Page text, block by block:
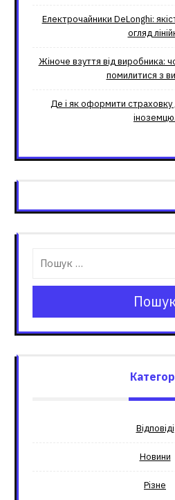
Електрочайники DeLonghi:
огляд
Жіноче взуття від виробника:
помилитися з
Де і як оформити страховку
іноземцю.
Відповіді
Новини
Різне